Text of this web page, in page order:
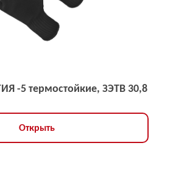
-5 термостойкие, ЗЭТВ 30,8
Открыть